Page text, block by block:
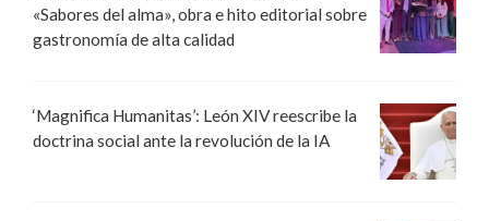
«Sabores del alma», obra e hito editorial sobre
gastronomía de alta calidad
‘Magnifica Humanitas’: León XIV reescribe la
doctrina social ante la revolución de la IA